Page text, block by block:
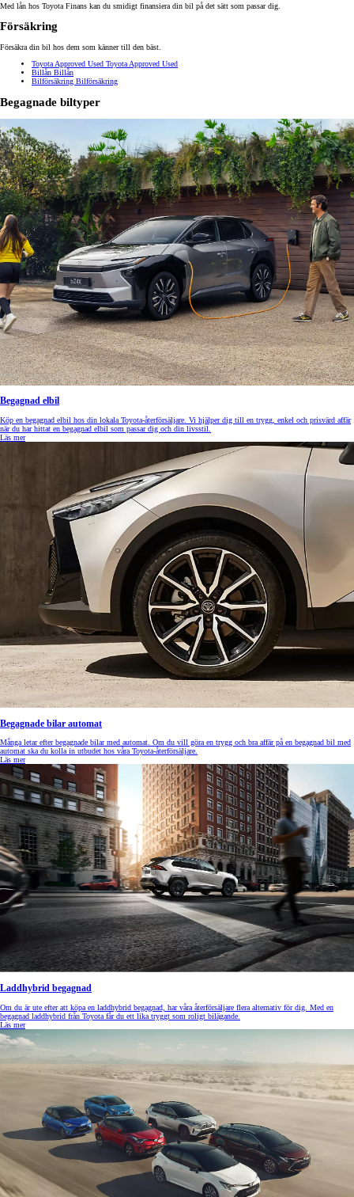
Med lån hos Toyota Finans kan du smidigt finansiera din bil på det sätt som passar dig.
Försäkring
Försäkra din bil hos dem som känner till den bäst.
Toyota Approved Used Toyota Approved Used
Billån Billån
Bilförsäkring Bilförsäkring
Begagnade biltyper
Begagnad elbil
Köp en begagnad elbil hos din lokala Toyota-återförsäljare. Vi hjälper dig till en trygg, enkel och prisvärd affär
när du har hittat en begagnad elbil som passar dig och din livsstil.
Läs mer
Begagnade bilar automat
Många letar efter begagnade bilar med automat. Om du vill göra en trygg och bra affär på en begagnad bil med
automat ska du kolla in utbudet hos våra Toyota-återförsäljare.
Läs mer
Laddhybrid begagnad
Om du är ute efter att köpa en laddhybrid begagnad, har våra återförsäljare flera alternativ för dig. Med en
begagnad laddhybrid från Toyota får du ett lika tryggt som roligt bilägande.
Läs mer